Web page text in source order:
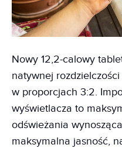
Nowy 12,2-calowy
natywnej
w proporcjach 3:2.
wyświetlacza to
odświeżania
maksymalna jasność,